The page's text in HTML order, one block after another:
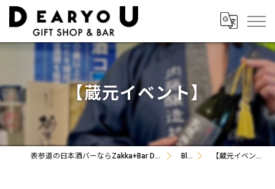
【蔵元イベント】
表参道の日本酒バーならZakka+Bar DEARYOU Blog 【蔵元イベント】